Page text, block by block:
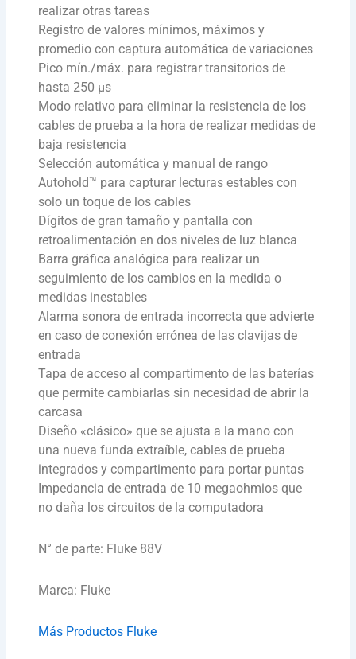
realizar otras tareas
Registro de valores mínimos, máximos y
promedio con captura automática de variaciones
Pico mín./máx. para registrar transitorios de
hasta 250 µs
Modo relativo para eliminar la resistencia de los
cables de prueba a la hora de realizar medidas de
baja resistencia
Selección automática y manual de rango
Autohold™ para capturar lecturas estables con
solo un toque de los cables
Dígitos de gran tamaño y pantalla con
retroalimentación en dos niveles de luz blanca
Barra gráfica analógica para realizar un
seguimiento de los cambios en la medida o
medidas inestables
Alarma sonora de entrada incorrecta que advierte
en caso de conexión errónea de las clavijas de
entrada
Tapa de acceso al compartimento de las baterías
que permite cambiarlas sin necesidad de abrir la
carcasa
Diseño «clásico» que se ajusta a la mano con
una nueva funda extraíble, cables de prueba
integrados y compartimento para portar puntas
Impedancia de entrada de 10 megaohmios que
no daña los circuitos de la computadora
N° de parte: Fluke 88V
Marca: Fluke
Más Productos Fluke